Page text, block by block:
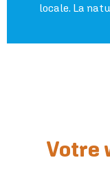
locale. La
Votre